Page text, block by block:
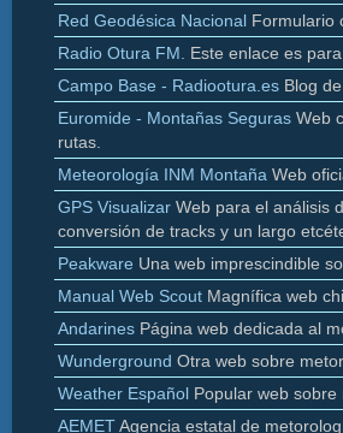
Red Geodésica Nacional Formulario
Radio Otura FM.
Este enlace es
Campo Base - Radiootura.es Blog
Euromide - Montañas Seguras Web
rutas.
Meteorología INM Montaña Web
GPS Visualizar Web para el análisis
conversión de tracks y un largo
Peakware Una web imprescindible
Manual Web Scout Magnífica web
Andarines Página web dedicada al
Wunderground Otra web sobre
Weather Español Popular web sobre
AEMETAgencia estatal de